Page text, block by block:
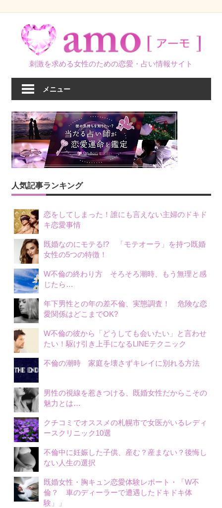
刺激を求める女性のための恋愛・占い情報サイト
メニュー
人気記事ランキング
恋をしてしまった！誰にも言えない主婦のドキド
キ恋愛事情
既婚なのにモテる!? 「モテオーラ」を持つ既婚
女性の5つの特徴！
W不倫の終わり方 そろそろ潮時、もう無理と感
じたら…
年下男性との年の差不倫、実態調査！ 危険な恋
愛関係はどこまでOK?
W不倫の彼から「どうしても会いたい」と言わせ
たい！駆け引き上手になるLINEテクニック
不倫の潮時 家庭を壊さずキレイに別れる方法
男性の視線を惹きつける、既婚女性だからこその
魅力とは…
クチコミでオススメの札幌市で女医がいるレディ
ースクリニック10選
不倫中に妊娠した子供、産む？産まない？後悔し
ない人生の選択
既婚女性・胸キュン恋愛体験レポート・「W不
倫？ 車のディーラーで遭遇したドキドキ体
験」」